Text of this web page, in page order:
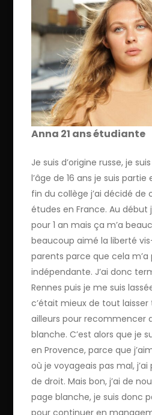
Anna 21 ans étudiante
Je suis d’origine russe, je
l’âge de 16 ans je suis partie
fin du collège j’ai décidé de
études en France. Au
pour 1 an mais ça m’a
beaucoup aimé la liberté
parents parce que cela m’a
indépendante. J’ai donc
Rennes puis je me suis
c’était mieux de tout
ailleurs pour recommencer
blanche. C’est alors que je
en Provence, parce que
où je voyageais pas mal,
de droit. Mais bon, j’ai de
page blanche, je suis donc
pour continuer en